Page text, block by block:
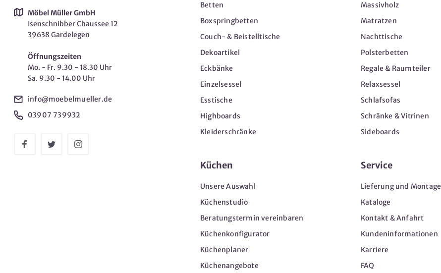
Möbel Müller GmbH
Isenschnibber Chaussee 12
39638 Gardelegen
Öffnungszeiten
Mo. - Fr. 9.30 - 18.30 Uhr
Sa. 9.30 - 14.00 Uhr
info@moebelmueller.de
03907 739932
Betten
Boxspringbetten
Couch- & Beistelltische
Dekoartikel
Eckbänke
Einzelsessel
Esstische
Highboards
Kleiderschränke
Massivholz
Matratzen
Nachttische
Polsterbetten
Regale & Raumteiler
Relaxsessel
Schlafsofas
Schränke & Vitrinen
Sideboards
Küchen
Unsere Auswahl
Küchenstudio
Beratungstermin vereinbaren
Küchenkonfigurator
Küchenplaner
Küchenangebote
Service
Lieferung und Montage
Kataloge
Kontakt & Anfahrt
Kundeninformationen
Karriere
FAQ